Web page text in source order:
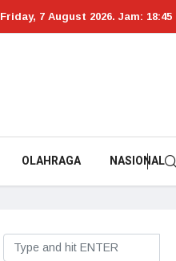
Friday, 7 August 2026. Jam: 18:45
OLAHRAGA NASIONAL